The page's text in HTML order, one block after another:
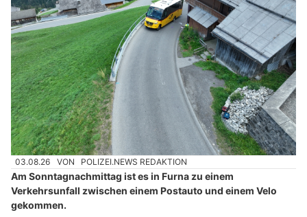
03.08.26 VON POLIZEI.NEWS REDAKTION
Am Sonntagnachmittag ist es in Furna zu einem
Verkehrsunfall zwischen einem Postauto und einem Velo
gekommen.